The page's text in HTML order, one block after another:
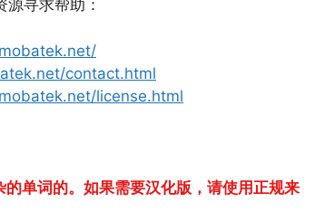
寻求帮助：
contact.html
license.html
单词的。如果需要汉化版，请使用正规来